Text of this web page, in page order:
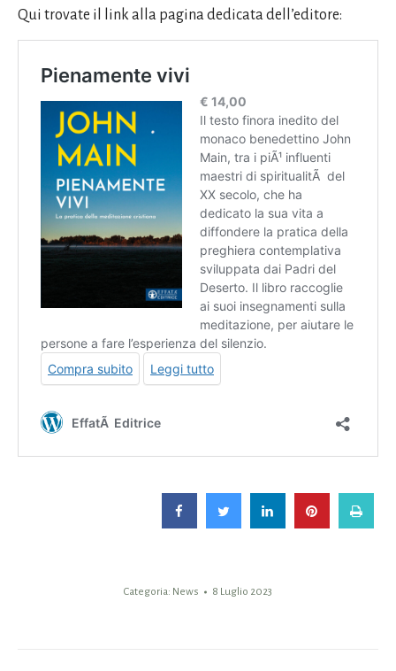
Qui trovate il link alla pagina dedicata dell’editore:
Categoria: News 8 Luglio 2023